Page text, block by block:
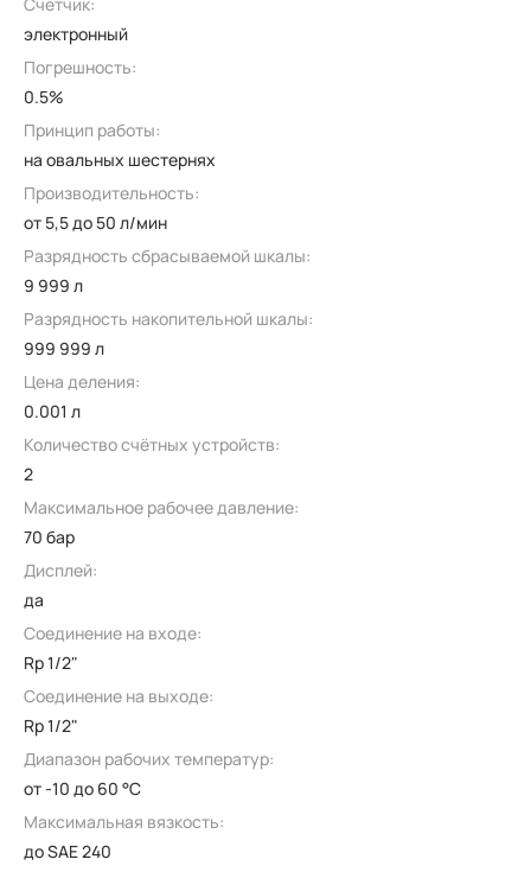
электронный
Погрешность:
0.5%
Принцип работы:
на овальных шестернях
Производительность:
от 5,5 до 50 л/мин
Разрядность сбрасываемой шкалы:
9 999 л
Разрядность накопительной шкалы:
999 999 л
Цена деления:
0.001 л
Количество счётных устройств:
2
Максимальное рабочее давление:
70 бар
Дисплей:
да
Соединение на входе:
Rp 1/2"
Соединение на выходе:
Rp 1/2"
Диапазон рабочих температур:
от -10 до 60 °C
Максимальная вязкость:
до SAE 240